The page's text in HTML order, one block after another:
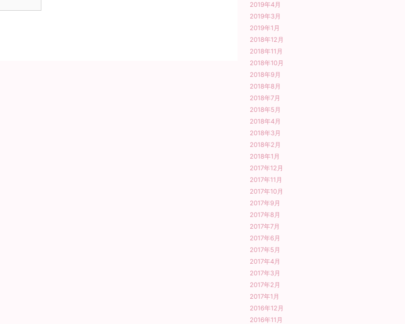
2019年4月
2019年3月
2019年1月
2018年12月
2018年11月
2018年10月
2018年9月
2018年8月
2018年7月
2018年5月
2018年4月
2018年3月
2018年2月
2018年1月
2017年12月
2017年11月
2017年10月
2017年9月
2017年8月
2017年7月
2017年6月
2017年5月
2017年4月
2017年3月
2017年2月
2017年1月
2016年12月
2016年11月